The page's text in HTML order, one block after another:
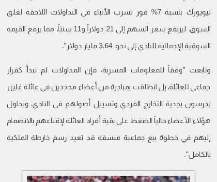
نيويورك بنسبة 7% فور تسرب الأنباء في التداولات اللاحقة لغلق
السوق، ليرتفع سعر السهم إلى 21 دولاراً و11 سنتاً، مما يرفع القيمة
السوقية الإجمالية للنادي إلى نحو 3.64 مليار دولار".
وتابعت "وفقاً للمعلومات المسربة، فإن المداولات لم تبدأ كقرار
جماعي للعائلة، بل انطلقت بمبادرة من أعضاء محددين في عائلة غليزر
يدرسون بجدية التخارج الفردي وتسييل أصولهم في النادي، ويحاول
هؤلاء الأعضاء حالياً الضغط على بقية أفراد العائلة لإقناعهم بالانضمام
إليهم في خطوة بيع جماعية منسقة قد تعيد رسم خارطة الملكية
بالكامل".